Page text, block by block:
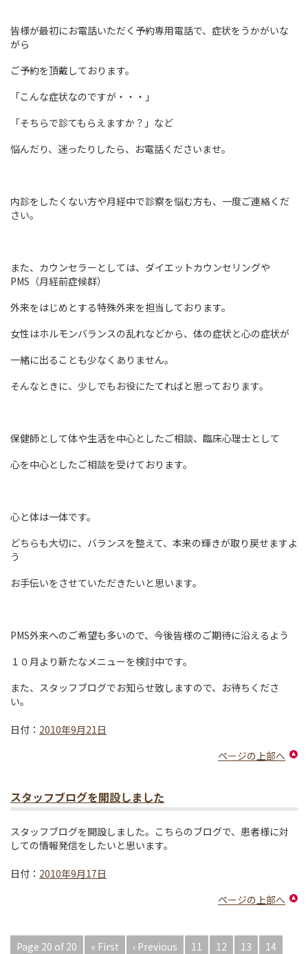
皆様が最初にお電話いただく予約専用電話で、症状をうかがいな
がら
ご予約を頂戴しております。
「こんな症状なのですが・・・」
「そちらで診てもらえますか？」など
悩んだり、迷ったりしたら、お電話くださいませ。
内診をしたくない方や月経中で診察を悩む方も、一度ご連絡くだ
さい。
また、カウンセラーとしては、ダイエットカウンセリングや
PMS（月経前症候群）
外来をはじめとする特殊外来を担当しております。
女性はホルモンバランスの乱れなどから、体の症状と心の症状が
一緒に出ることも少なくありません。
そんなときに、少しでもお役にたてればと思っております。
保健師として体や生活を中心としたご相談、臨床心理士として
心を中心としたご相談を受けております。
心と体は一体です。
どちらも大切に、バランスを整えて、本来の輝きが取り戻せますよ
う
お手伝いをさせていただきたいと思います。
PMS外来へのご希望も多いので、今後皆様のご期待に沿えるよう
１０月より新たなメニューを検討中です。
また、スタッフブログでお知らせ致しますので、お待ちくださ
い。
日付： 2010年9月21日
ページの上部へ
スタッフブログを開設しました
スタッフブログを開設しました。こちらのブログで、患者様に対
しての情報発信をしたいと思います。
日付： 2010年9月17日
ページの上部へ
Page 20 of 20 « First ‹ Previous 11 12 13
14